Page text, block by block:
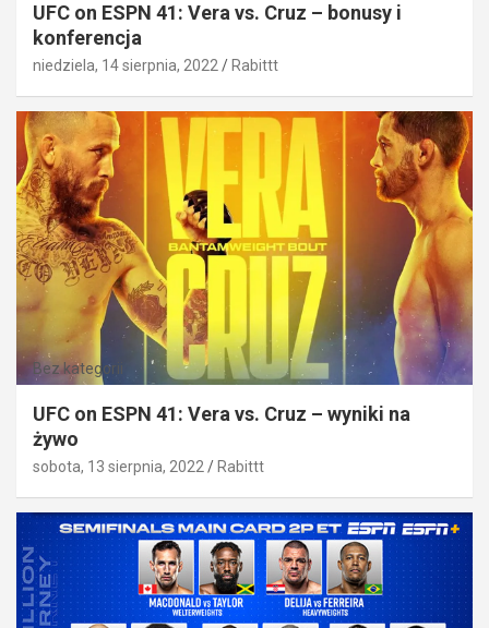
UFC on ESPN 41: Vera vs. Cruz – bonusy i
konferencja
niedziela, 14 sierpnia, 2022 Rabittt
Bez kategorii
UFC on ESPN 41: Vera vs. Cruz – wyniki na
żywo
sobota, 13 sierpnia, 2022 Rabittt